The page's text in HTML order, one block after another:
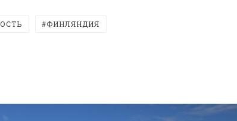
ФИНЛЯНДИЯ